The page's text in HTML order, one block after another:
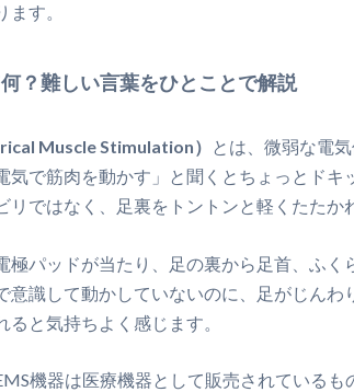
ます。
？難しい言葉をひとことで解説
Muscle Stimulation）
とは、微弱な電
気で筋肉を動かす」と聞くとちょっとドキ
リではなく、足裏をトントンと軽くたたか
極パッドが当たり、足の裏から足首、ふく
意識して動かしていないのに、足がじんわ
ると気持ちよく感じます。
機器は医療機器として販売されている